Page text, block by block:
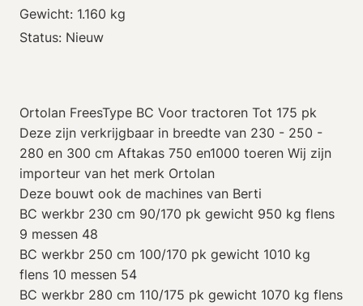
Gewicht: 1.160 kg
Status: Nieuw
Ortolan FreesType BC Voor tractoren Tot 175 pk
Deze zijn verkrijgbaar in breedte van 230 - 250 -
280 en 300 cm Aftakas 750 en1000 toeren Wij zijn
importeur van het merk Ortolan
Deze bouwt ook de machines van Berti
BC werkbr 230 cm 90/170 pk gewicht 950 kg flens
9 messen 48
BC werkbr 250 cm 100/170 pk gewicht 1010 kg
flens 10 messen 54
BC werkbr 280 cm 110/175 pk gewicht 1070 kg flens